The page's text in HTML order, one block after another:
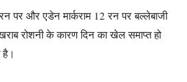
पर और एडेन मार्कराम 12 रन पर बल्लेबाजी
रोशनी के कारण दिन का खेल समाप्त हो
है।